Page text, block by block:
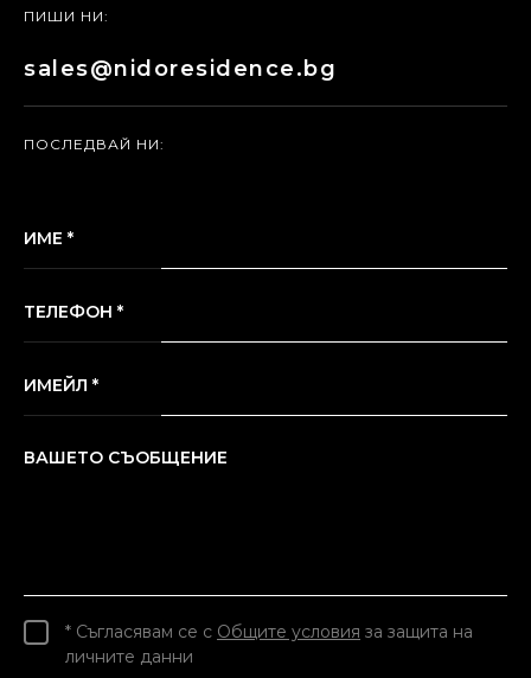
ПИШИ НИ:
sales@nidoresidence.bg
ПОСЛЕДВАЙ НИ:
ИМЕ *
ТЕЛЕФОН *
ИМЕЙЛ *
ВАШЕТО СЪОБЩЕНИЕ
* Съгласявам се с Общите условия за защита на
личните данни